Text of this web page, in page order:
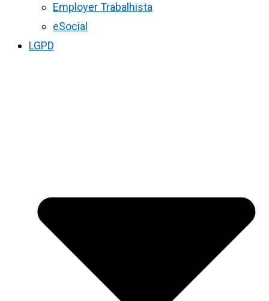
Employer Trabalhista
eSocial
LGPD